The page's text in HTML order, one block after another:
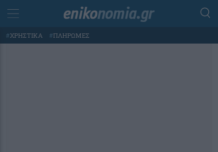
#ΧΡΗΣΤΙΚΑ #ΠΛΗΡΩΜΕΣ